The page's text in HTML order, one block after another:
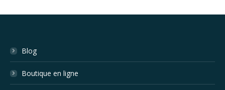
Blog
Boutique en ligne